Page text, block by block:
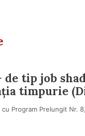
de tip job
timpurie
cu Program Prelungit Nr.